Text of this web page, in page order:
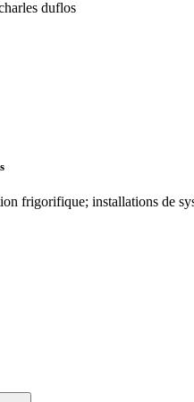
duflos
frigorifique; installations de